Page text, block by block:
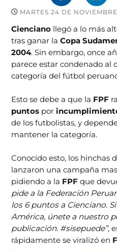
MARTES 24 DE
Cienciano llegó a lo más
tras ganar laCopa
2004. Sin embargo, once
parece estar condenado al
categoría del fútbol
Esto se debe a que la FPF
puntos por
de los futbolistas, y
mantener la categoría.
Conocido esto, los hinchas
lanzaron una campaña
pidiendo a la FPFque
pide a la Federación
los 6 puntos a Cienciano.
América, únete a nuestro
publicación. #‎sisepuede”,
rápidamente se viralizó en